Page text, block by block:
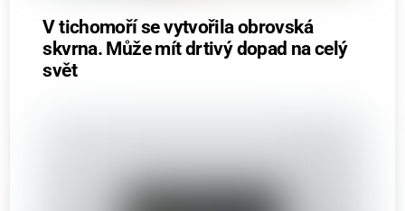
V tichomoří se vytvořila obrovská
skvrna. Může mít drtivý dopad na celý
svět